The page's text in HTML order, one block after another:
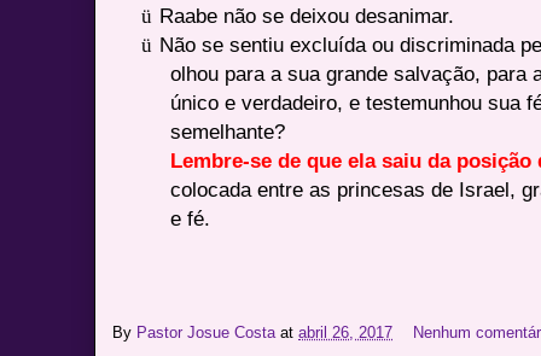
ü Raabe não se deixou desanimar.
ü Não se sentiu excluída ou discriminada
olhou para a sua grande salvação, para
único e verdadeiro, e testemunhou sua
semelhante?
Lembre-se de que ela saiu da
colocada entre as princesas de Israel,
e fé.
By Pastor Josue Costa atabril 26, 2017 Nenhum